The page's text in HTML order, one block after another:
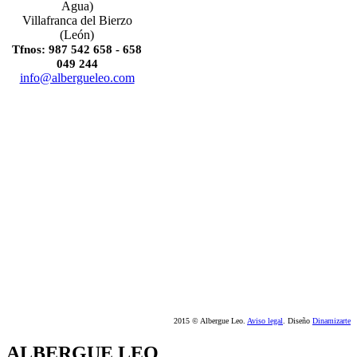
Agua)
Villafranca del Bierzo
(León)
Tfnos: 987 542 658 - 658
049 244
info@albergueleo.com
2015 © Albergue Leo. Aviso legal . Diseño Dinamizarte